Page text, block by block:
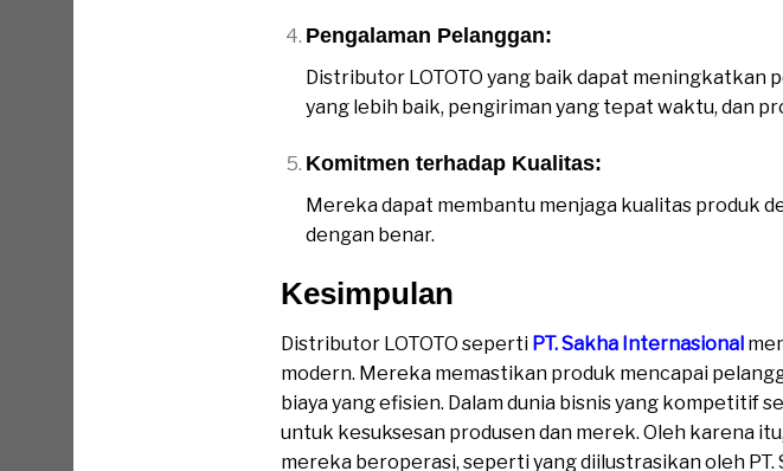
Pengalaman Pelanggan:
Distributor LOTOTO yang baik dapat meningkatkan
yang lebih baik, pengiriman yang tepat waktu, dan
Komitmen terhadap Kualitas:
Mereka dapat membantu menjaga kualitas produk
dengan benar.
Kesimpulan
Distributor LOTOTO seperti PT. Sakha Internasional
modern. Mereka memastikan produk mencapai
biaya yang efisien. Dalam dunia bisnis yang kompetitif
untuk kesuksesan produsen dan merek. Oleh karena
mereka beroperasi, seperti yang diilustrasikan oleh